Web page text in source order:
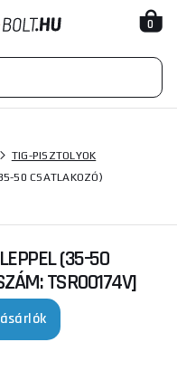
0
TIG-PISZTOLYOK
50 CSATLAKOZÓ)
(35-50
TSR00174V]